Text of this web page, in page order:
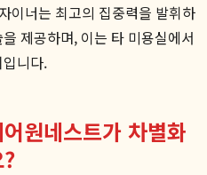
이너는 최고의 집중력을 발휘하
제공하며, 이는 타 미용실에서
니다.
원네스트가 차별화